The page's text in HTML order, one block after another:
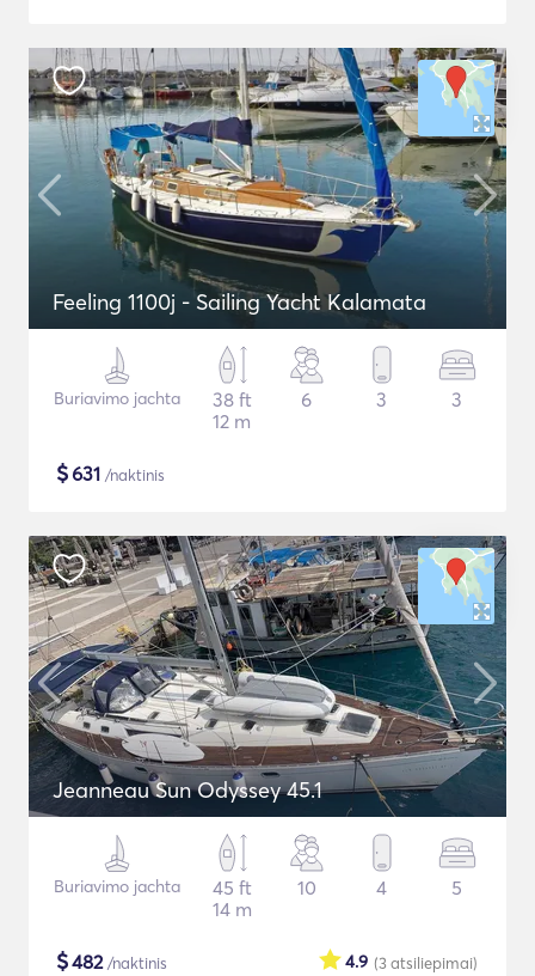
Feeling 1100j - Sailing Yacht Kalamata
Buriavimo jachta
38 ft
12 m
6 3 3
$631 /naktinis
Jeanneau Sun Odyssey 45.1
Buriavimo jachta
45 ft
14 m
10 4 5
$482/naktinis (3atsiliepimai)
4.9